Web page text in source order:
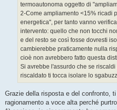
termoautonoma oggetto di
2-Come ampliamento <15% ricadi
energetica", per tanto vanno
intervento: quello che non tocchi
e del resto se così fosse dovresti
cambierebbe praticamente nulla
cioè non avrebbero fatto questa
Si avrebbe l'assurdo che se
riscaldato ti tocca isolare lo
Grazie della risposta e del confronto,
ragionamento a voce alta perché